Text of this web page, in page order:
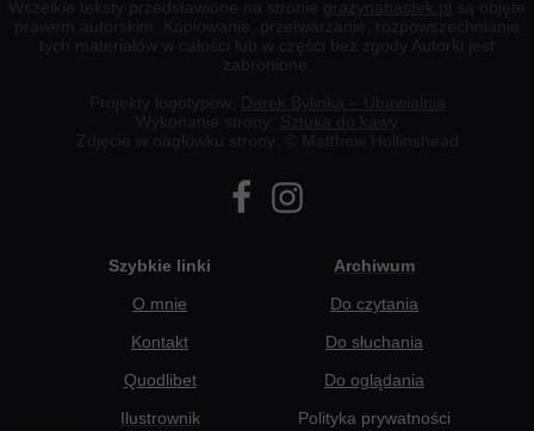
Szybkie linki
O mnie
Kontakt
Quodlibet
Ilustrownik
Archiwum
Do czytania
Do słuchania
Do oglądania
Polityka prywatności